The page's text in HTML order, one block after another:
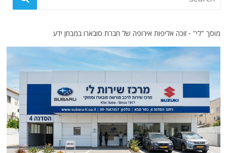
מוסך "לי" - זוכה אליפות אירופה של חברת סובארו במבחן ידע